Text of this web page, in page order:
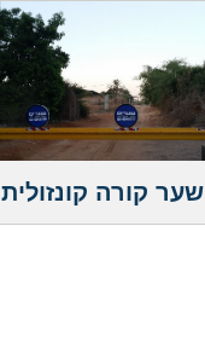
שער קורה קונזולית